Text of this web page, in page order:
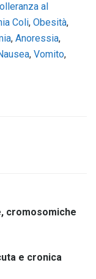
al
Coli, Obesità,
, Anoressia,
, Vomito,
cromosomiche
e cronica